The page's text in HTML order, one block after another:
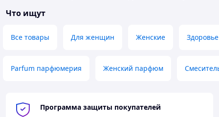
Что ищут
Все товары Для женщин Женские Здоровье
Parfum парфюмерия Женский парфюм
Программа защиты покупателей